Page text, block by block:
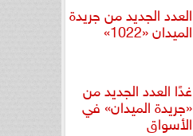
العدد الجديد من جريدة
الميدان «1022»
غدًا العدد الجديد من
«جريدة الميدان» في
الأسواق